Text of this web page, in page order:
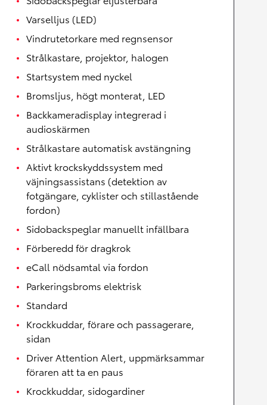
Varselljus (LED)
Vindrutetorkare med regnsensor
Strålkastare, projektor, halogen
Startsystem med nyckel
Bromsljus, högt monterat, LED
Backkameradisplay integrerad i
audioskärmen
Strålkastare automatisk avstängning
Aktivt krockskyddssystem med
väjningsassistans (detektion av
fotgängare, cyklister och stillastående
fordon)
Sidobackspeglar manuellt infällbara
Förberedd för dragkrok
eCall nödsamtal via fordon
Parkeringsbroms elektrisk
Standard
Krockkuddar, förare och passagerare,
sidan
Driver Attention Alert, uppmärksammar
föraren att ta en paus
Krockkuddar, sidogardiner